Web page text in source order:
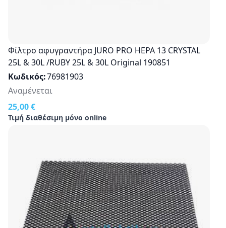
Φίλτρο αφυγραντήρα JURO PRO HEPA 13 CRYSTAL
25L & 30L /RUBY 25L & 30L Original 190851
Κωδικός 76981903
25,00 €
Τιμή διαθέσιμη μόνο online
Αναμένεται